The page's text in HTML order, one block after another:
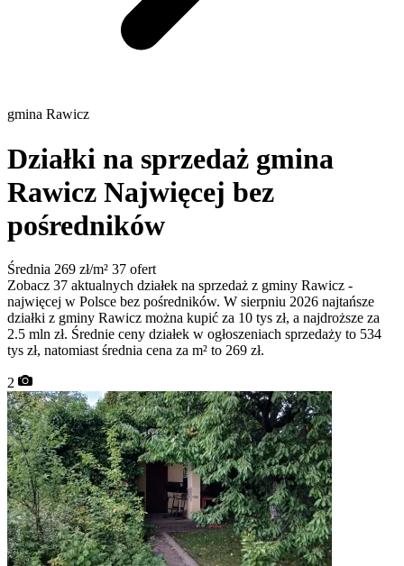
gmina Rawicz
Działki na sprzedaż gmina
Rawicz Najwięcej bez
pośredników
Średnia 269 zł/m² 37 ofert
Zobacz 37 aktualnych działek na sprzedaż z gminy Rawicz -
najwięcej w Polsce bez pośredników. W sierpniu 2026 najtańsze
działki z gminy Rawicz można kupić za 10 tys zł, a najdroższe za
2.5 mln zł. Średnie ceny działek w ogłoszeniach sprzedaży to 534
tys zł, natomiast średnia cena za m² to 269 zł.
2